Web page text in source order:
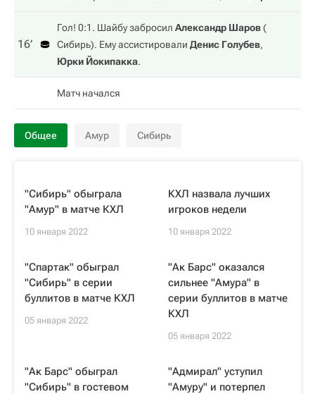
16‎’‎
Гол! 0:1. Шайбу забросил Александр Шаров(
Сибирь). Ему ассистировали Денис Голубев,
Юрки Йокипакка.
Матч начался
Общее Амур Сибирь
"Сибирь" обыграла
"Амур" в матче КХЛ
10 января 2022
КХЛ назвала лучших
игроков недели
10 января 2022
"Спартак" обыграл
"Сибирь" в серии
буллитов в матче КХЛ
05 января 2022
"Ак Барс" оказался
сильнее "Амура" в
серии буллитов в матче
КХЛ
05 января 2022
"Ак Барс" обыграл
"Сибирь" в гостевом
"Адмирал" уступил
"Амуру" и потерпел